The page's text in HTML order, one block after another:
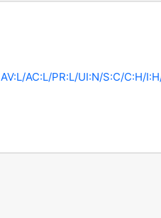
AV:L/AC:L/PR:L/UI:N/S:C/C:H/